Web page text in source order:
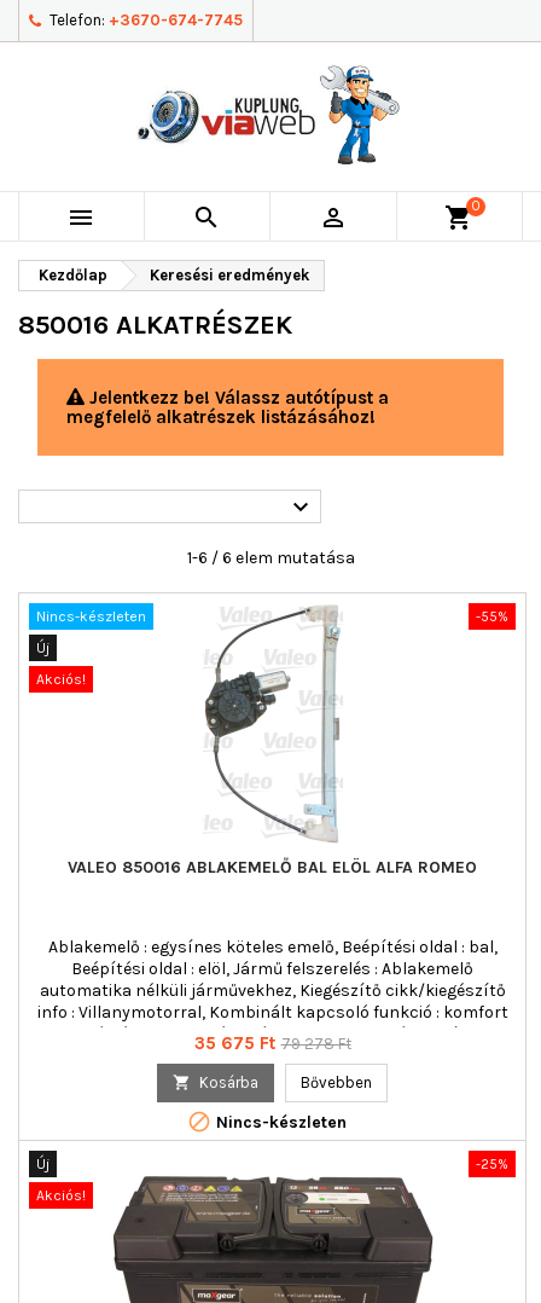
Telefon: +3670-674-7745
   shopping_cart0
Kezdőlap Keresési eredmények
850016 ALKATRÉSZEK
Jelentkezz be! Válassz autótípust a
megfelelő alkatrészek listázásához!

1-6 / 6 elem mutatása
-55%
Nincs-készleten
Új
Akciós!
VALEO 850016 ABLAKEMELŐ BAL ELÖL ALFA ROMEO
Ablakemelő : egysínes köteles emelő, Beépítési oldal : bal,
Beépítési oldal : elöl, Jármű felszerelés : Ablakemelő
automatika nélküli járművekhez, Kiegészítő cikk/kiegészítő
info : Villanymotorral, Kombinált kapcsoló funkció : komfort
funkció nélkül, Működési mód : elektromos, pólusszám : 9,
Tömeg [kg] : 1,38
Ár
35 675 Ft Normál
79 278 Ft
 Kosárba Bővebben
 Nincs-készleten
-25%
Új
Akciós!